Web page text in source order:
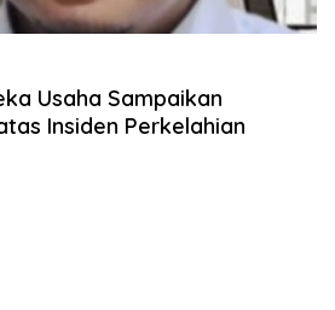
Usaha Sampaikan
Insiden Perkelahian